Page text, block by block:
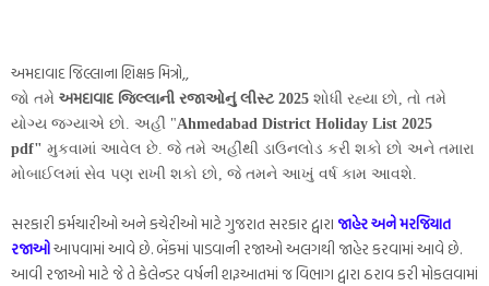
અમદાવાદ જિલ્લાના શિક્ષક મિત્રો,,
જો તમે અમદાવાદ જિલ્લાની રજાઓનું લીસ્ટ 2025 શોધી રહ્યા છો, તો તમે
યોગ્ય જગ્યાએ છો. અહીં "Ahmedabad District Holiday List 2025
pdf" મુકવામાં આવેલ છે. જે તમે અહીંથી ડાઉનલોડ કરી શકો છો અને તમારા
મોબાઈલમાં સેવ પણ રાખી શકો છો, જે તમને આખું વર્ષ કામ આવશે.
સરકારી કર્મચારીઓ અને કચેરીઓ માટે ગુજરાત સરકાર દ્વારાજાહેર અને મરજિયાત
રજાઓઆપવામાં આવે છે. બેંકમાં પાડવાની રજાઓ અલગથી જાહેર કરવામાં આવે છે.
આવી રજાઓ માટે જે તે કેલેન્ડર વર્ષની શરૂઆતમાં જ વિભાગ દ્વારા ઠરાવ કરી મોકલવામાં